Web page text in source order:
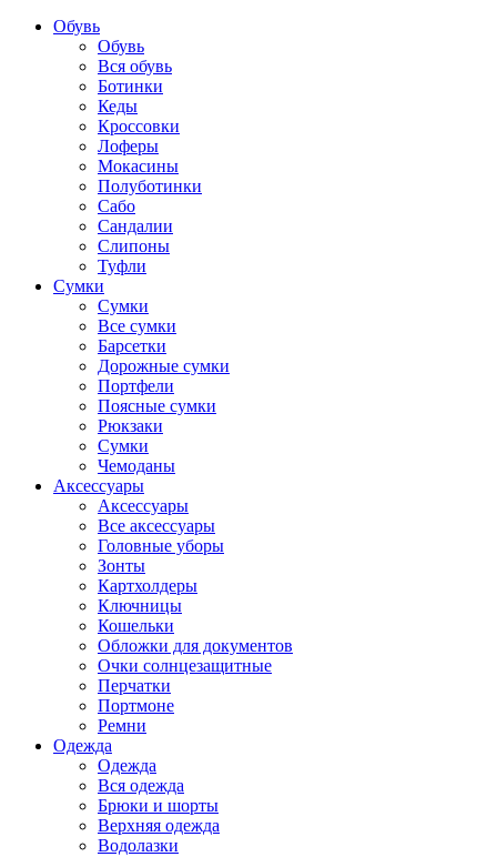
Обувь
Обувь
Вся обувь
Ботинки
Кеды
Кроссовки
Лоферы
Мокасины
Полуботинки
Сабо
Сандалии
Слипоны
Туфли
Сумки
Сумки
Все сумки
Барсетки
Дорожные сумки
Портфели
Поясные сумки
Рюкзаки
Сумки
Чемоданы
Аксессуары
Аксессуары
Все аксессуары
Головные уборы
Зонты
Картхолдеры
Ключницы
Кошельки
Обложки для документов
Очки солнцезащитные
Перчатки
Портмоне
Ремни
Одежда
Одежда
Вся одежда
Брюки и шорты
Верхняя одежда
Водолазки